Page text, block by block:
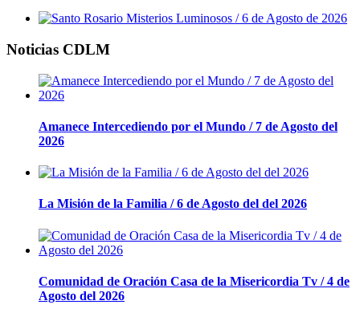
Noticias CDLM
Amanece Intercediendo por el Mundo / 7 de Agosto del
2026
La Misión de la Familia / 6 de Agosto del del 2026
Comunidad de Oración Casa de la Misericordia Tv / 4 de
Agosto del 2026